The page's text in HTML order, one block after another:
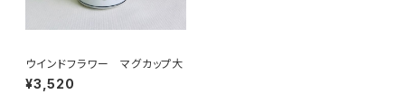
ウインドフラワー マグカップ大
¥3,520